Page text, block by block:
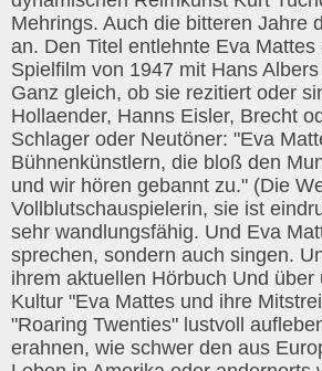
Mehrings. Auch die bitteren Jahre
an. Den Titel entlehnte Eva
Spielfilm von 1947 mit Hans
Ganz gleich, ob sie rezitiert oder
Hollaender, Hanns Eisler, Brecht
Schlager oder Neutöner: "Eva
Bühnenkünstlern, die bloß den
und wir hören gebannt zu." (Die
Vollblutschauspielerin, sie ist
sehr wandlungsfähig. Und Eva
sprechen, sondern auch singen.
ihrem aktuellen Hörbuch Und
Kultur "Eva Mattes und ihre
"Roaring Twenties" lustvoll
erahnen, wie schwer den aus